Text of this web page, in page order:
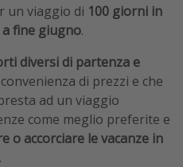
un viaggio di 100 giorni in
fine giugno.
diversi di partenza e
di prezzi e che
ad un viaggio
come meglio preferite e
o accorciare le vacanze in